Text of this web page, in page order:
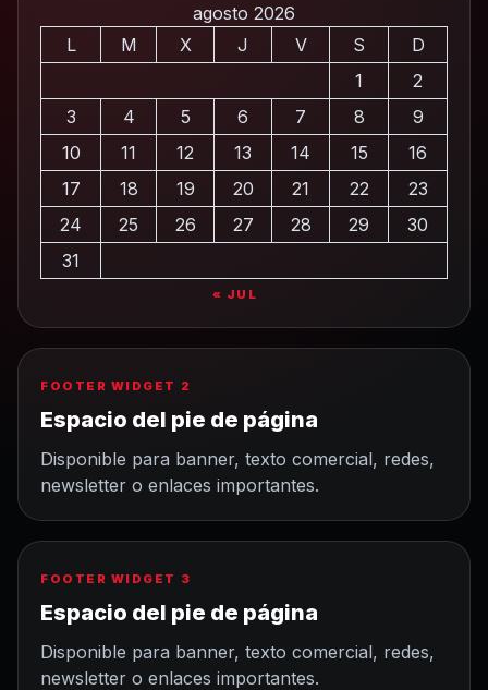
agosto 2026
L
M X J V S
D
1
2
3
4 5 6 7 8
9
10
11 12 13 14 15
16
17
18 19 20 21 22
23
24
25 26 27 28 29
30
31
« JUL
FOOTER WIDGET 2
Espacio del pie de página
Disponible para banner, texto comercial, redes,
newsletter o enlaces importantes.
FOOTER WIDGET 3
Espacio del pie de página
Disponible para banner, texto comercial, redes,
newsletter o enlaces importantes.